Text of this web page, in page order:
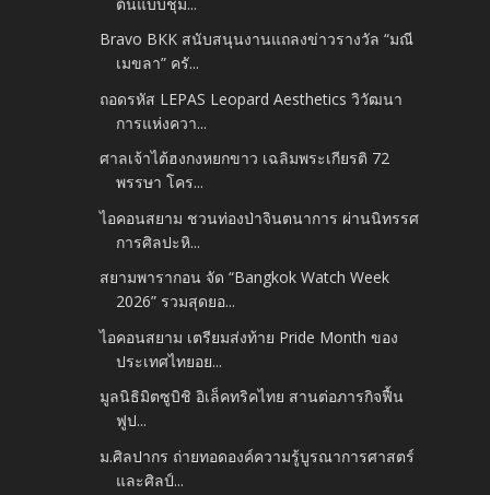
Bravo BKK สนับสนุนงานแถลงข่าวรางวัล “มณี
เมขลา” ครั...
ถอดรหัส LEPAS Leopard Aesthetics วิวัฒนา
การแห่งควา...
ศาลเจ้าไต้ฮงกงหยกขาว เฉลิมพระเกียรติ 72
พรรษา โคร...
ไอคอนสยาม ชวนท่องป่าจินตนาการ ผ่านนิทรรศ
การศิลปะหิ...
สยามพารากอน จัด “Bangkok Watch Week
2026” รวมสุดยอ...
ไอคอนสยาม เตรียมส่งท้าย Pride Month ของ
ประเทศไทยอย...
มูลนิธิมิตซูบิชิ อิเล็คทริคไทย สานต่อภารกิจฟื้น
ฟูป...
ม.ศิลปากร ถ่ายทอดองค์ความรู้บูรณาการศาสตร์
และศิลป์...